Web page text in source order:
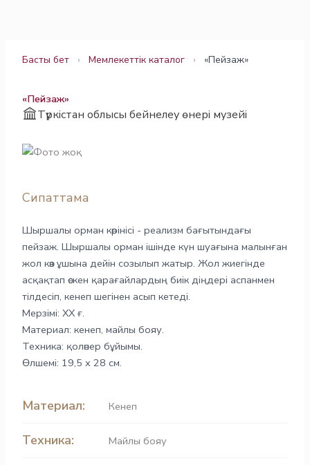
Басты бет › Мемлекеттік каталог › «Пейзаж»
«Пейзаж»
Түркістан облысы бейнелеу өнері музейі
Сипаттама
Шыршалы орман көрінісі - реализм бағытындағы
пейзаж. Шыршалы орман ішінде күн шуағына малынған
жол көз ұшына дейін созылып жатыр. Жол жиегінде
асқақтап өскен қарағайлардың биік діңдері аспанмен
тілдесіп, кенеп шегінен асып кетеді.
Мерзімі: ХХ ғ.
Материал: кенеп, майлы бояу.
Техника: қолөнер бұйымы.
Өлшемі: 19,5 х 28 см.
Материал: Кенеп
Техника: Майлы бояу